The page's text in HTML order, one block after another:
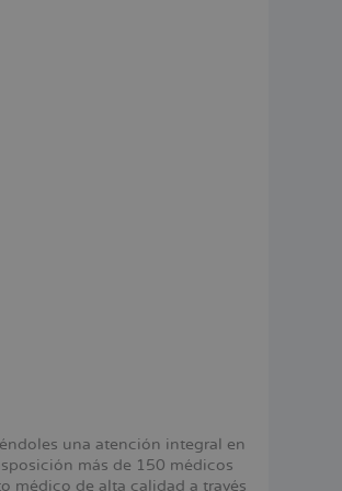
una atención integral en
más de 150 médicos
médico de alta calidad a través